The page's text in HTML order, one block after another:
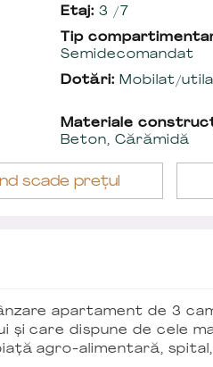
Etaj: 3 /7
Tip
Semidecomandat
Dotări: Mobilat/
Materiale
Beton, Cărămidă
scade prețul
apartament de 3
și care dispune de cele
agro-alimentară,